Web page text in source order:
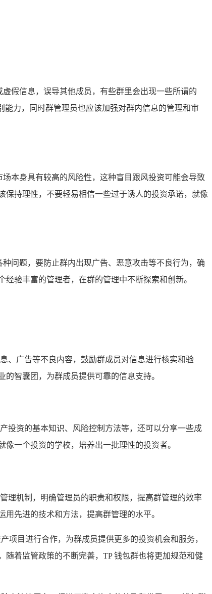
假信息，误导其他成员，有些群里会出现一些所谓的
力，同时群管理员也应该加强对群内信息的管理和审
本身具有较高的风险性，这种盲目跟风投资可能会导致
持理性，不要轻易相信一些过于诱人的投资承诺，就像
问题，要防止群内出现广告、恶意攻击等不良行为，确
验丰富的管理者，在群的管理中不断探索和创新。
、广告等不良内容，鼓励群成员对信息进行核实和验
智囊团，为群成员提供可靠的信息支持。
投资的基本知识、风险控制方法等，还可以分享一些成
一个投资的学校，培养出一批理性的投资者。
理机制，明确管理员的职责和权限，提高群管理的效率
先进的技术和方法，提高群管理的水平。
项目进行合作，为群成员提供更多的投资机会和服务，
随着监管政策的不断完善，TP 钱包群也将更加规范和健